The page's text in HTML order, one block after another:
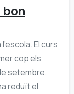
bon
El curs
cop els
setembre.
reduït el